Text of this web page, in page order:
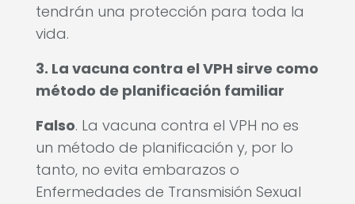
tendrán una protección para toda la
vida.
3. La vacuna contra el VPH sirve como
método de planificación familiar
Falso. La vacuna contra el VPH no es
un método de planificación y, por lo
tanto, no evita embarazos o
Enfermedades de Transmisión Sexual